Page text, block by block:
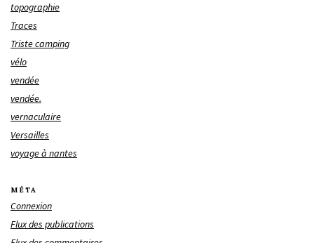
topographie
Traces
Triste camping
vélo
vendée
vendée.
vernaculaire
Versailles
voyage à nantes
MÉTA
Connexion
Flux des publications